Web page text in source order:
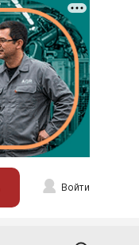
Войти